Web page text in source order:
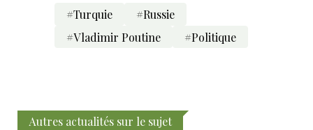
#Turquie
#Russie
#Vladimir Poutine
#Politique
Autres actualités sur le sujet